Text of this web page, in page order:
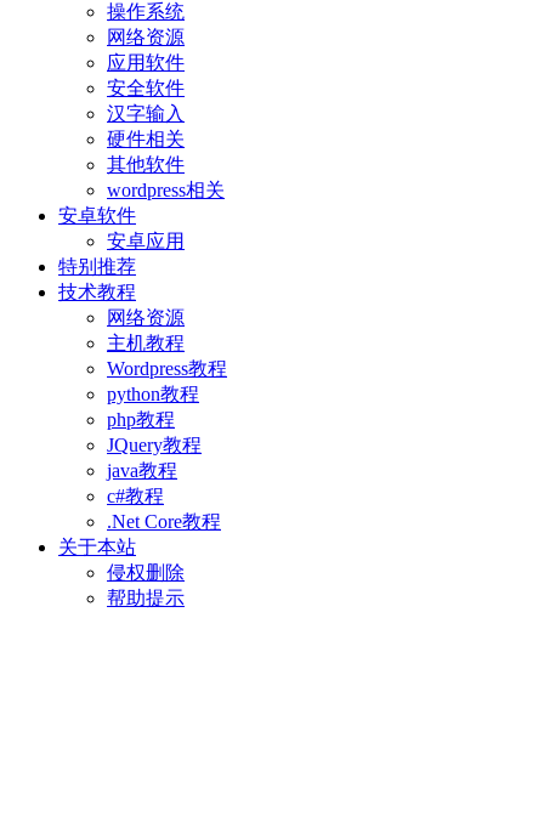
操作系统
网络资源
应用软件
安全软件
汉字输入
硬件相关
其他软件
wordpress相关
安卓软件
安卓应用
特别推荐
技术教程
网络资源
主机教程
Wordpress教程
python教程
php教程
JQuery教程
java教程
c#教程
.Net Core教程
关于本站
侵权删除
帮助提示